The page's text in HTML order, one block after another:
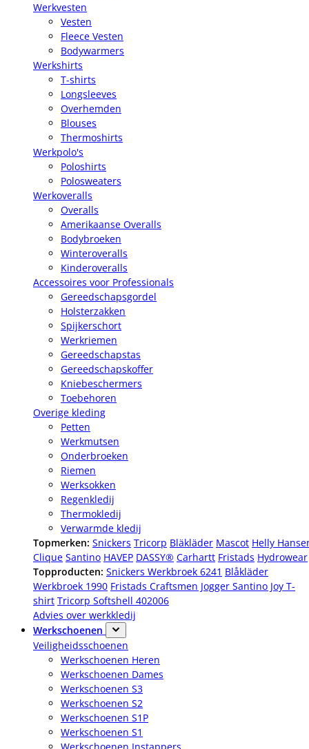
Werkvesten
Vesten
Fleece Vesten
Bodywarmers
Werkshirts
T-shirts
Longsleeves
Overhemden
Blouses
Thermoshirts
Werkpolo's
Poloshirts
Polosweaters
Werkoveralls
Overalls
Amerikaanse Overalls
Bodybroeken
Winteroveralls
Kinderoveralls
Accessoires voor Professionals
Gereedschapsgordel
Holsterzakken
Spijkerschort
Werkriemen
Gereedschapstas
Gereedschapskoffer
Kniebeschermers
Toebehoren
Overige kleding
Petten
Werkmutsen
Onderbroeken
Riemen
Werksokken
Regenkledij
Thermokledij
Verwarmde kledij
Topmerken: Snickers Tricorp Bläkläder Mascot Helly
Clique Santino HAVEP DASSY® Carhartt Fristads Hydrowear
Topproducten: Snickers Werkbroek 6241 Blåkläder
Werkbroek 1990 Fristads Craftsmen Jogger Santino Joy T-
shirt Tricorp Softshell 402006
Advies over werkkledij
Werkschoenen
Veiligheidsschoenen
Werkschoenen Heren
Werkschoenen Dames
Werkschoenen S3
Werkschoenen S2
Werkschoenen S1P
Werkschoenen S1